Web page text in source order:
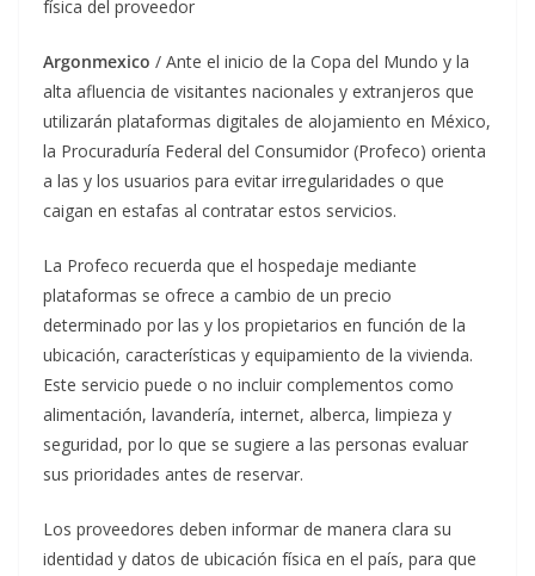
física del proveedor
Argonmexico / Ante el inicio de la Copa del Mundo y la
alta afluencia de visitantes nacionales y extranjeros que
utilizarán plataformas digitales de alojamiento en México,
la Procuraduría Federal del Consumidor (Profeco) orienta
a las y los usuarios para evitar irregularidades o que
caigan en estafas al contratar estos servicios.
La Profeco recuerda que el hospedaje mediante
plataformas se ofrece a cambio de un precio
determinado por las y los propietarios en función de la
ubicación, características y equipamiento de la vivienda.
Este servicio puede o no incluir complementos como
alimentación, lavandería, internet, alberca, limpieza y
seguridad, por lo que se sugiere a las personas evaluar
sus prioridades antes de reservar.
Los proveedores deben informar de manera clara su
identidad y datos de ubicación física en el país, para que